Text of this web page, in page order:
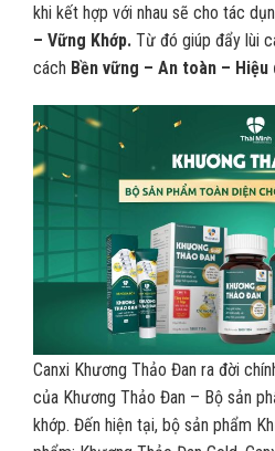
khi kết hợp với nhau sẽ cho tác
– Vững Khớp. Từ đó giúp đẩy lùi
cách Bền vững – An toàn – Hiệu
Canxi Khương Thảo Đan ra đời
của Khương Thảo Đan – Bộ sản
khớp. Đến hiện tại, bộ sản phẩm